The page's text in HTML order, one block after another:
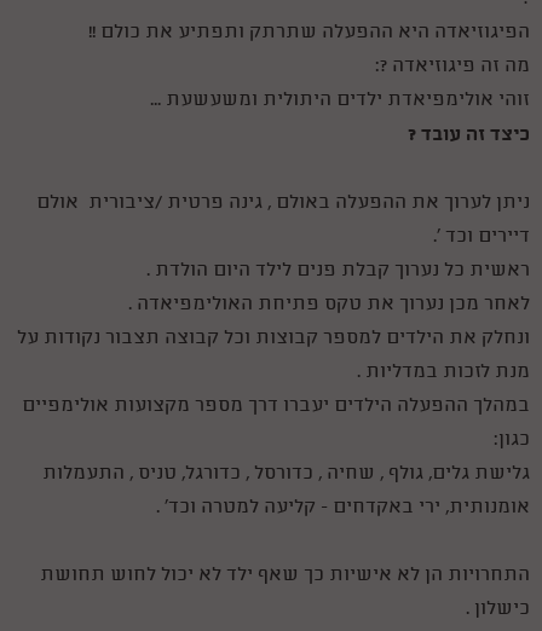
הפיגוזיאדה היא ההפעלה שתרתק ותפתיע את כולם !!
מה זה פיגוזיאדה ?:
זוהי אולימפיאדת ילדים היתולית ומשעשעת ...
כיצד זה עובד ?
ניתן לערוך את ההפעלה באולם , גינה פרטית /ציבורית אולם
דיירים וכד '.
ראשית כל נערוך קבלת פנים לילד היום הולדת .
לאחר מכן נערוך את טקס פתיחת האולימפיאדה .
ונחלק את הילדים למספר קבוצות וכל קבוצה תצבור נקודות על
מנת לזכות במדליות .
במהלך ההפעלה הילדים יעברו דרך מספר מקצועות אולימפיים
כגון:
גלישת גלים, גולף , שחיה , כדורסל , כדורגל, טניס , התעמלות
אומנותית, ירי באקדחים - קליעה למטרה וכד' .
התחרויות הן לא אישיות כך שאף ילד לא יכול לחוש תחושת
כישלון .